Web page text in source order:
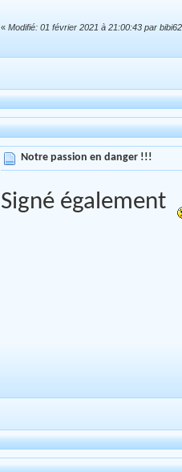
« Modifié: 01 février 2021 à 21:00:43 par bibi62
Notre passion en danger !!!
Signé également